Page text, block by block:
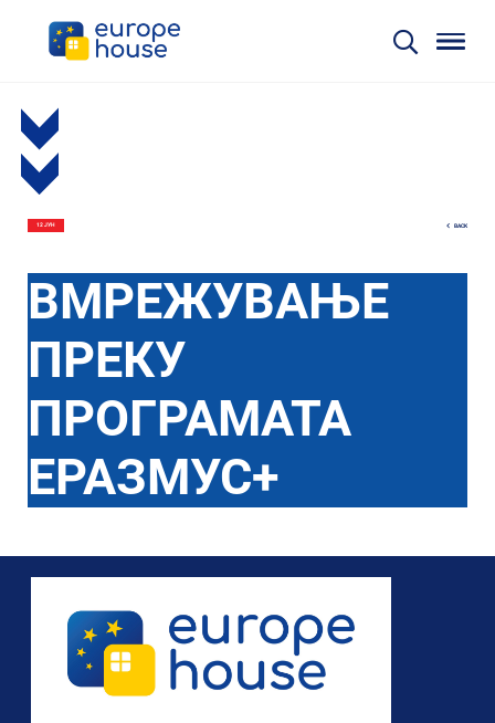
12 ЈУН BACK
ВМРЕЖУВАЊЕ
ПРЕКУ
ПРОГРАМАТА
ЕРАЗМУС+